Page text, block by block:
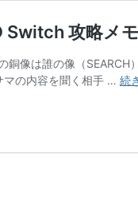
Switch 攻略メ
像は誰の像（
マの内容を聞く相手 … 続